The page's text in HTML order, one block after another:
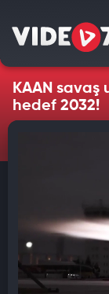
KAAN savaş
hedef 2032!